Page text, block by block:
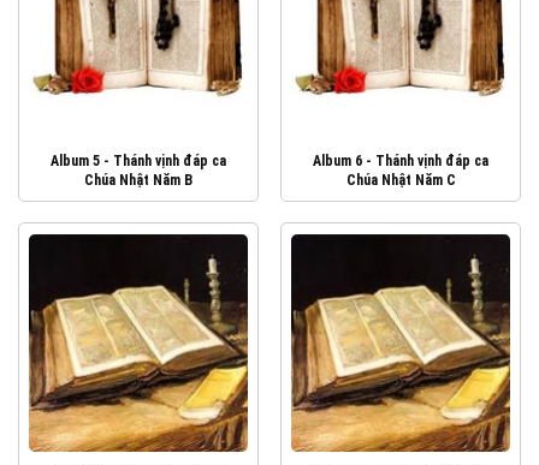
Album 5 - Thánh vịnh đáp ca
Chúa Nhật Năm B
Album 6 - Thánh vịnh đáp ca
Chúa Nhật Năm C